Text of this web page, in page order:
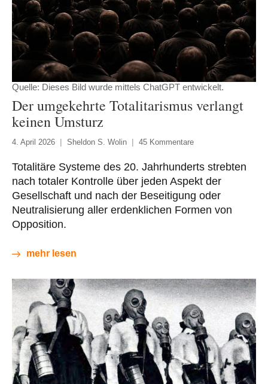
Quelle: Dieses Bild wurde mittels ChatGPT entwickelt.
Der umgekehrte Totalitarismus verlangt
keinen Umsturz
4. April 2026 Sheldon S. Wolin 45 Kommentare
Totalitäre Systeme des 20. Jahrhunderts strebten
nach totaler Kontrolle über jeden Aspekt der
Gesellschaft und nach der Beseitigung oder
Neutralisierung aller erdenklichen Formen von
Opposition.
mehr lesen